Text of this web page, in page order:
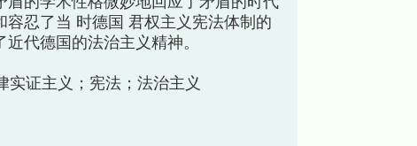
忍了当 时德国 君权主义宪法体制的
代德国的法治主义精神。
证主义；宪法；法治主义